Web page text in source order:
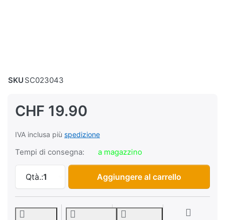
SKU SC023043
CHF 19.90
IVA inclusa più spedizione
Tempi di consegna: a magazzino
Qtà.:1
Tubo del filtro dell'aria + spinotto + brida
Aggiungere al carrello